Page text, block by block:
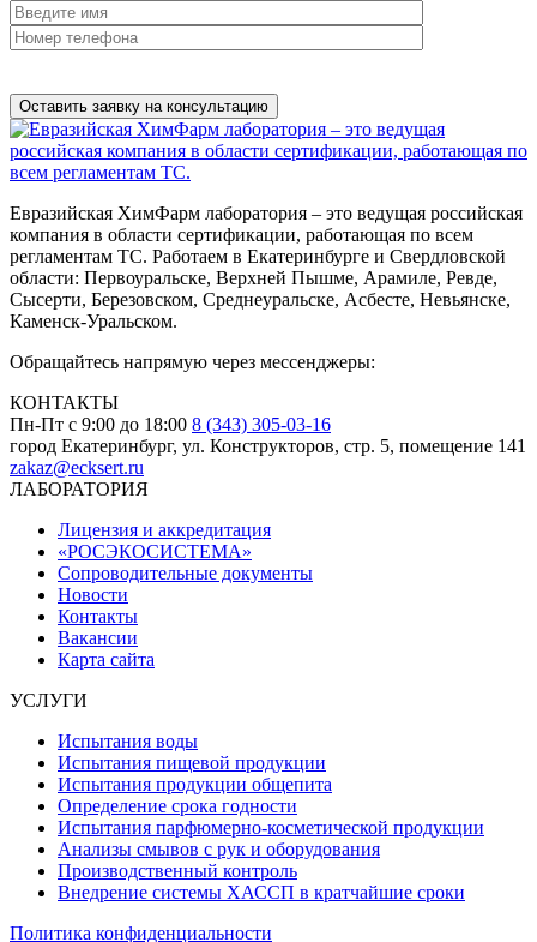
Евразийская ХимФарм лаборатория – это ведущая российская
компания в области сертификации, работающая по всем
регламентам ТС. Работаем в Екатеринбурге и Свердловской
области: Первоуральске, Верхней Пышме, Арамиле, Ревде,
Сысерти, Березовском, Среднеуральске, Асбесте, Невьянске,
Каменск-Уральском.
Обращайтесь напрямую через мессенджеры:
КОНТАКТЫ
Пн-Пт с 9:00 до 18:00 8 (343) 305-03-16
город Екатеринбург, ул. Конструкторов, стр. 5, помещение 141
zakaz@ecksert.ru
ЛАБОРАТОРИЯ
Лицензия и аккредитация
«РОСЭКОСИСТЕМА»
Сопроводительные документы
Новости
Контакты
Вакансии
Карта сайта
УСЛУГИ
Испытания воды
Испытания пищевой продукции
Испытания продукции общепита
Определение срока годности
Испытания парфюмерно-косметической продукции
Анализы смывов с рук и оборудования
Производственный контроль
Внедрение системы ХАССП в кратчайшие сроки
Политика конфиденциальности